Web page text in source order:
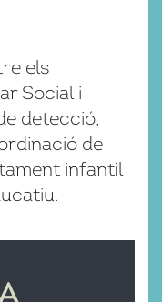
els
Social i
detecció,
de
infantil